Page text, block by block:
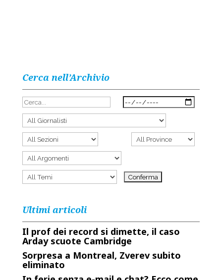
Cerca nell’Archivio
Ultimi articoli
Il prof dei record si dimette, il caso
Arday scuote Cambridge
Sorpresa a Montreal, Zverev subito
eliminato